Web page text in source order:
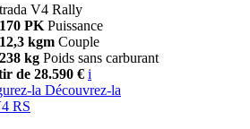
V4 Rally
170 PK Puissance
12,3 kgm Couple
238 kg Poids sans carburant
de 28.590 € i
la Découvrez-la
RS